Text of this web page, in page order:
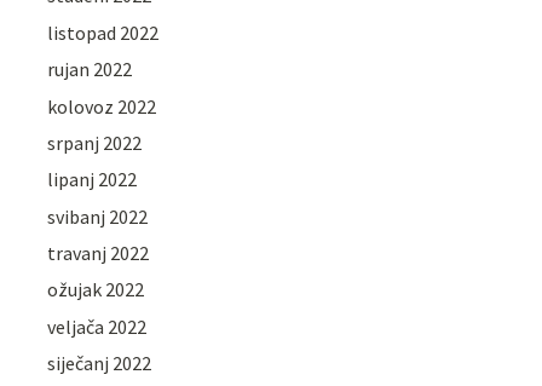
listopad 2022
rujan 2022
kolovoz 2022
srpanj 2022
lipanj 2022
svibanj 2022
travanj 2022
ožujak 2022
veljača 2022
siječanj 2022